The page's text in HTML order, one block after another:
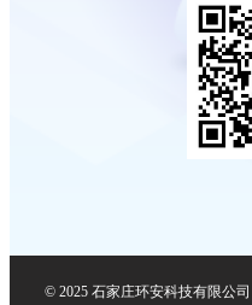
© 2025 石家庄环安科技有限公司